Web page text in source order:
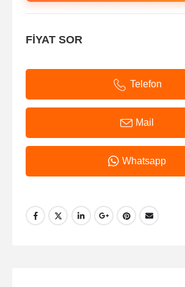
FİYAT SOR
Telefon
Mail
Whatsapp